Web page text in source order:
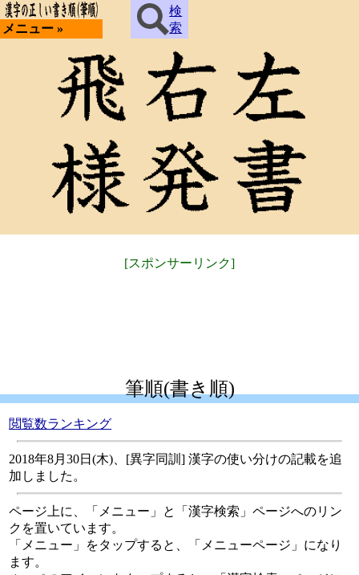
メニュー »
検
索
[スポンサーリンク]
筆順(書き順)
閲覧数ランキング
2018年8月30日(木)、[異字同訓] 漢字の使い分けの記載を追
加しました。
ページ上に、「メニュー」と「漢字検索」ページへのリン
クを置いています。
「メニュー」をタップすると、「メニューページ」になり
ます。